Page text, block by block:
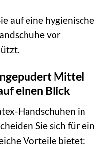
auf eine hygienische
vor
Mittel
einen Blick
Handschuhen in
Sie sich für ein
Vorteile bietet: